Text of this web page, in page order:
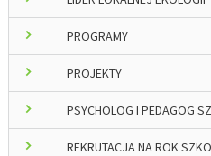
PROGRAMY
PROJEKTY
PSYCHOLOG I PEDAGOG
REKRUTACJA NA ROK